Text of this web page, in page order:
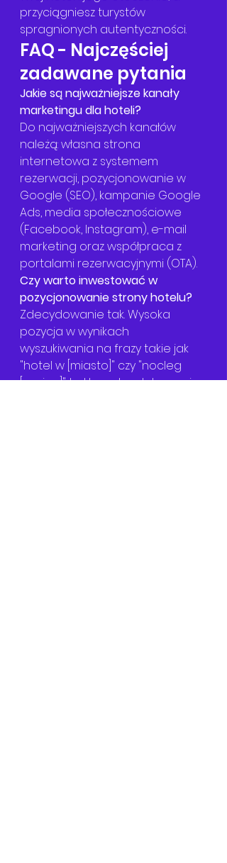
przyciągniesz turystów
spragnionych autentyczności.
FAQ - Najczęściej
zadawane pytania
Jakie są najważniejsze kanały
marketingu dla hoteli?
Do najważniejszych kanałów
należą: własna strona
internetowa z systemem
rezerwacji, pozycjonowanie w
Google (SEO), kampanie Google
Ads, media społecznościowe
(Facebook, Instagram), e-mail
marketing oraz współpraca z
portalami rezerwacyjnymi (OTA).
Czy warto inwestować w
pozycjonowanie strony hotelu?
Zdecydowanie tak. Wysoka
pozycja w wynikach
wyszukiwania na frazy takie jak
"hotel w [miasto]" czy "nocleg
[region]" to klucz do zdobywania